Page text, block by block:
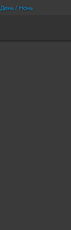
День / Ночь